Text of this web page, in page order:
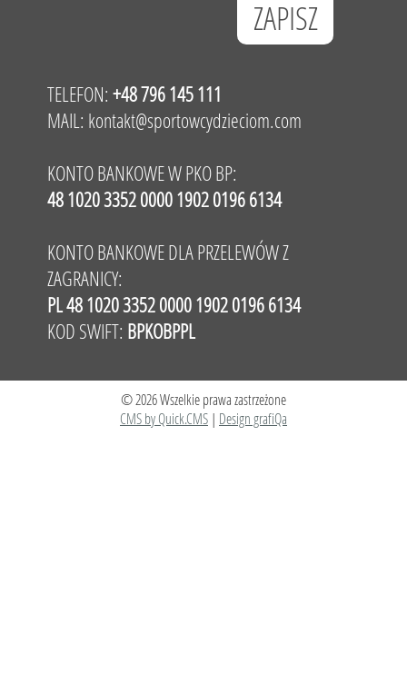
TELEFON: +48 796 145 111
MAIL: kontakt@sportowcydzieciom.com
KONTO BANKOWE W PKO BP:
48 1020 3352 0000 1902 0196 6134
KONTO BANKOWE DLA PRZELEWÓW Z
ZAGRANICY:
PL 48 1020 3352 0000 1902 0196 6134
KOD SWIFT: BPKOBPPL
© 2026 Wszelkie prawa zastrzeżone
CMS by Quick.CMS | Design grafiQa